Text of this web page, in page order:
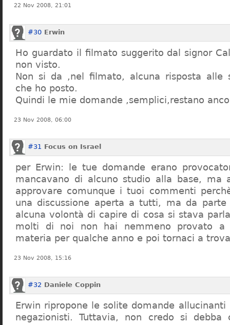
22 Nov 2008, 21:01
#30 Erwin
Ho guardato il filmato suggerito dal signor
non visto.
Non si da ,nel filmato, alcuna risposta alle
che ho posto.
Quindi le mie domande ,semplici,restano
23 Nov 2008, 06:00
#31 Focus on Israel
per Erwin: le tue domande erano
mancavano di alcuno studio alla base, ma
approvare comunque i tuoi commenti
una discussione aperta a tutti, ma da parte
alcuna volontà di capire di cosa si stava
molti di noi non hai nemmeno provato a
materia per qualche anno e poi tornaci a
23 Nov 2008, 15:16
#32 Daniele Coppin
Erwin ripropone le solite domande
negazionisti. Tuttavia, non credo si debba